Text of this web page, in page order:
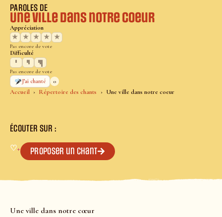
Accueil Répertoire des chants Une ville dans notre coeur
PAROLES DE
Une ville dans notre coeur
Appréciation
★
★ ★ ★ ★
Pas encore de vote
Difficulté
Pas encore de vote
J’ai chanté
0
ÉCOUTER SUR :
♡+ Proposer un chant
Une ville dans notre cœur